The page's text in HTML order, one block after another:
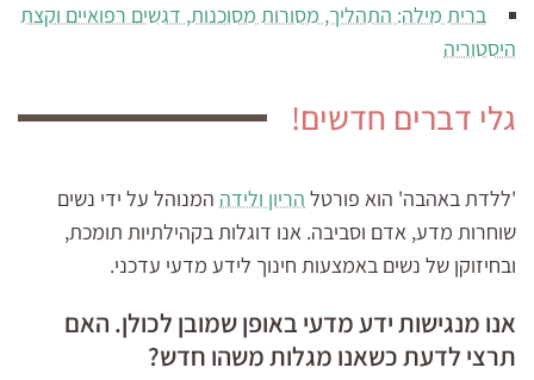
ברית מילה: התהליך, מסורות מסוכנות, דגשים רפואיים וקצת
היסטוריה
גלי דברים חדשים!
'ללדת באהבה' הוא פורטל הריון ולידה המנוהל על ידי נשים
שוחרות מדע, אדם וסביבה. אנו דוגלות בקהילתיות תומכת,
ובחיזוקן של נשים באמצעות חינוך לידע מדעי עדכני.
אנו מנגישות ידע מדעי באופן שמובן לכולן. האם
תרצי לדעת כשאנו מגלות משהו חדש?